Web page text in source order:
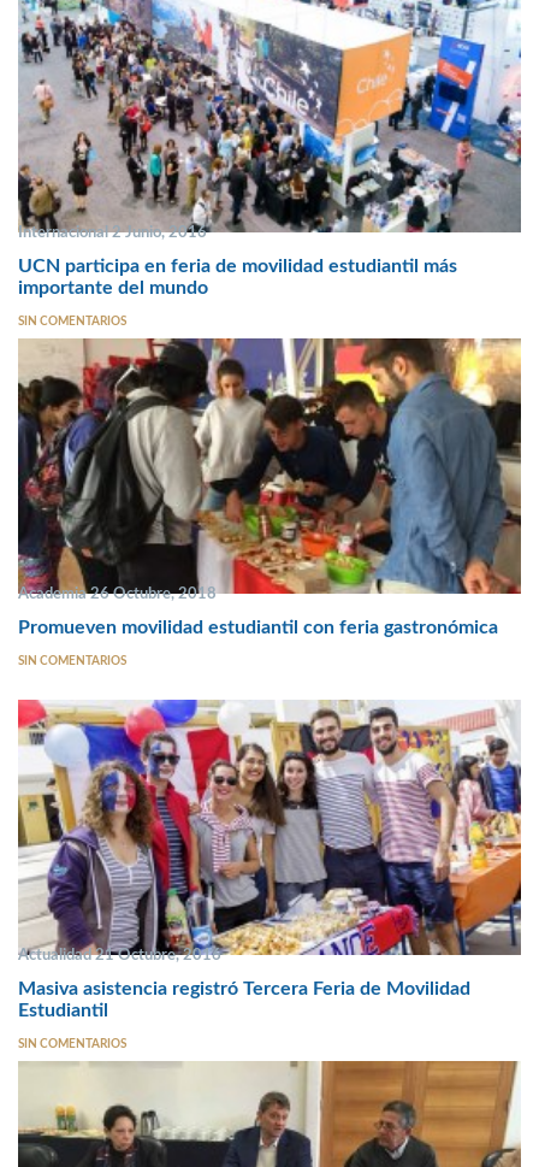
Internacional 2 Junio, 2016
UCN participa en feria de movilidad estudiantil más
importante del mundo
SIN COMENTARIOS
Academia 26 Octubre, 2018
Promueven movilidad estudiantil con feria gastronómica
SIN COMENTARIOS
Actualidad 21 Octubre, 2016
Masiva asistencia registró Tercera Feria de Movilidad
Estudiantil
SIN COMENTARIOS